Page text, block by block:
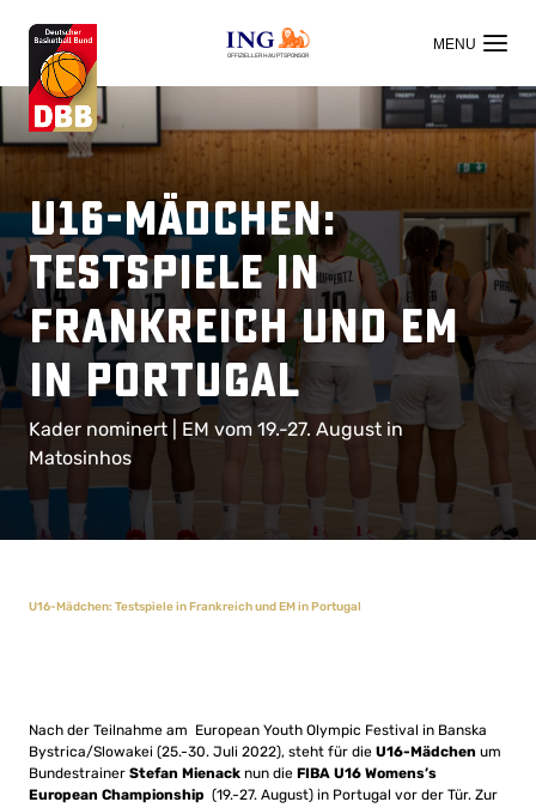
OFFIZIELLER HAUPTSPONSOR
U16-Mädchen:
Testspiele in
Frankreich und EM
in Portugal
Kader nominert | EM vom 19.-27. August in
Matosinhos
U16-Mädchen: Testspiele in Frankreich und EM in Portugal
Nach der Teilnahme am European Youth Olympic Festival in Banska
Bystrica/Slowakei (25.-30. Juli 2022), steht für die U16-Mädchen um
Bundestrainer Stefan Mienack nun die FIBA U16 Womens’s
European Championship (19.-27. August) in Portugal vor der Tür. Zur